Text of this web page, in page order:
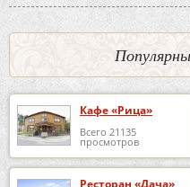
Кафе «Рица»
Всего 21135
просмотров